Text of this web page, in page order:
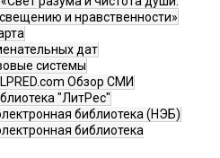
и нравственности»
дат
системы
Обзор СМИ
"ЛитРес"
библиотека (НЭБ)
библиотека